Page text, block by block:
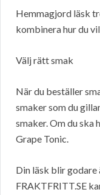
Hemmagjord läsk
kombinera hur du
Välj rätt smak
När du beställer
smaker som du
smaker. Om du ska
Grape Tonic.
Din läsk blir godare
FRAKTFRITT.SE